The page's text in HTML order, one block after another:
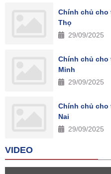
Chính chủ cho
Thọ
29/09/2025
Chính chủ cho
Minh
29/09/2025
Chính chủ
Nai
29/09/2025
VIDEO